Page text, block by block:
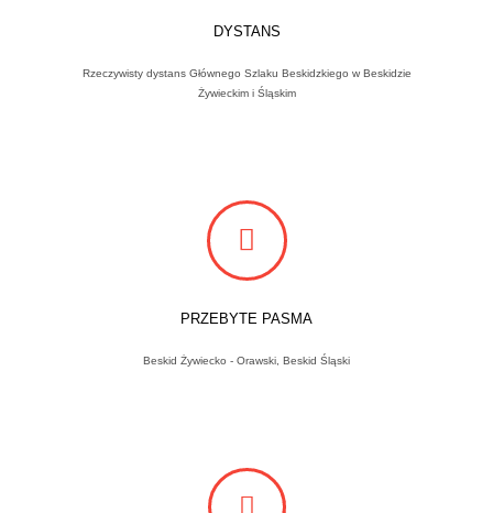
DYSTANS
Rzeczywisty dystans Głównego Szlaku Beskidzkiego w Beskidzie
Żywieckim i Śląskim
PRZEBYTE PASMA
Beskid Żywiecko - Orawski, Beskid Śląski